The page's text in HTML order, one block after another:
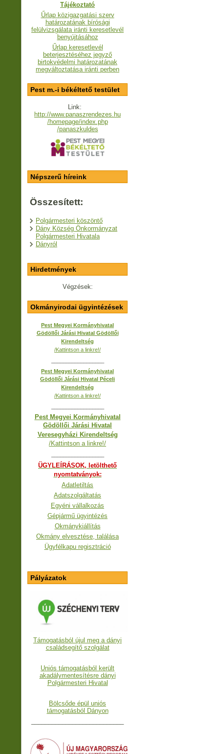
Tájékoztató
Űrlap közigazgatási szerv
határozatának bírósági
felülvizsgálata iránti keresetlevél
benyújtásához
Űrlap keresetlevél
beterjesztéséhez jegyző
birtokvédelmi határozatának
megváltoztatása iránti perben
Pest m.-i békéltető testület
Link:
http://www.panaszrendezes.hu
/homepage/index.php
/panaszkuldes
Népszerű híreink
Összesített:
Polgármesteri köszöntő
Dány Község Önkormányzat
Polgármesteri Hivatala
Dányról
Hirdetmények
Végzések:
Okmányirodai ügyintézések
Pest Megyei Kormányhivatal
Gödöllői Járási Hivatal Gödöllői
Kirendeltség
/Kattintson a linkre!/
Pest Megyei Kormányhivatal
Gödöllői Járási Hivatal Péceli
Kirendeltség
/Kattintson a linkre!/
Pest Megyei Kormányhivatal
Gödöllői Járási Hivatal
Veresegyházi Kirendeltség
/Kattintson a linkre!/
ÜGYLEÍRÁSOK, letölthető
nyomtatványok:
Adatletiltás
Adatszolgáltatás
Egyéni vállalkozás
Gépjármű ügyintézés
Okmánykiállítás
Okmány elvesztése, találása
Ügyfélkapu regisztráció
Pályázatok
Támogatásból újul meg a dányi
családsegítő szolgálat
Uniós támogatásból került
akadálymentesítésre dányi
Polgármesteri Hivatal
Bölcsőde épül uniós
támogatásból Dányon